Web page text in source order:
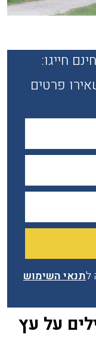
חייגו:
פרטים
לתנאי השימוש
על עץ